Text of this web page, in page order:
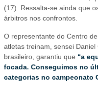
(17). Ressalta-se ainda que
árbitros nos confrontos.
O representante do Centro
atletas treinam, sensei
brasileiro, garantiu que “a
focada. Conseguimos no
categorias no campeonato